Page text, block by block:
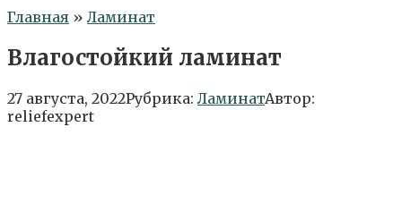
Главная » Ламинат
Влагостойкий ламинат
27 августа, 2022Рубрика: ЛаминатАвтор:
reliefexpert